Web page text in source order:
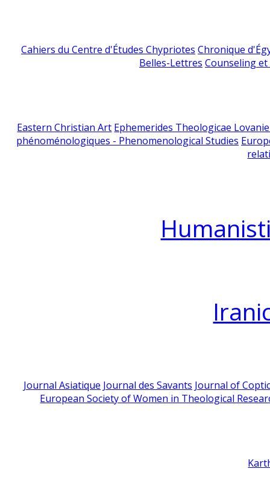
Cahiers du Centre d'Études Chypriotes Chronique
Belles-Lettres Counseling
Eastern Christian Art Ephemerides Theologicae
phénoménologiques - Phenomenological Studies
Journal Asiatique Journal des Savants Journal of
European Society of Women in Theological